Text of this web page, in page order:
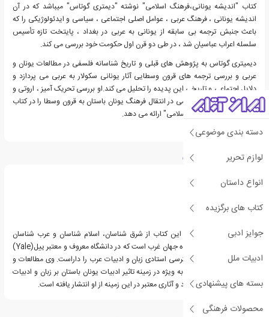
دسته بندی موضوعی
لوازم تحریر
انواع داستان
کتاب های برگزیده
جوایز ادبی
ادبیات ملل
بسته های پیشنهادی
محصولات فرهنگی
کتاب "اندیشه یونانی،فرهنگ اسلامی" نوشته "دیمتری گوتاس" میباشد که در آن
اندیشه یونانی ، فرهنگ عربی ، عوامل اصلی اجتماعی ، سیاسی و ایدئولوژیکی را که
باعث جنبش ترجمه بی سابقه از یونانی به عربی در بغداد ، پایتخت تازه تأسیس
سلسله اعراب عباسیان شد ، در طی دو قرن اول حکومت خود بررسی می کند.
دیمیتری گوتاس به پژوهش های قبلی و تاریخ شناسانه فلسفی در مطالعات یونان و
عربی و بررسی ترجمه های قرون وسطایی آثار یونانی سکولار به عربی می پردازد و
دلایل اجتماعی و تاریخی این پدیده را تحلیل می کند.او بررسی تحریک آمیز ، اروتی و
مستند از این حرکت اساسی در انتقال فرهنگ یونان باستان به قرون وسطا را در کتاب
"اندیشه یونانی،فرهنگ اسلامی" ارائه می دهد.
درباره دیمیتری گوتاس
دیمتری گوتاس نویسنده این کتاب از شرق شناسان، اسلام شناسان و عرب شناسان
معروف و شناخته شده زنده جهان غرب است که در دانشگاه معروف و معتبر ییل(Yale)
در ایالات متحده آمریکا، کرسی استادی زبان و ادبیات عرب را داراست. وی مطالعات و
پژوهش های گسترده ای به ویژه در زمینه تاثیر ادبیات یونان باستان بر زبان و ادبیات
عرب و فرهنگ اسلامی دارد و آثاری معتبر در این زمینه از او انتشار یافته است.